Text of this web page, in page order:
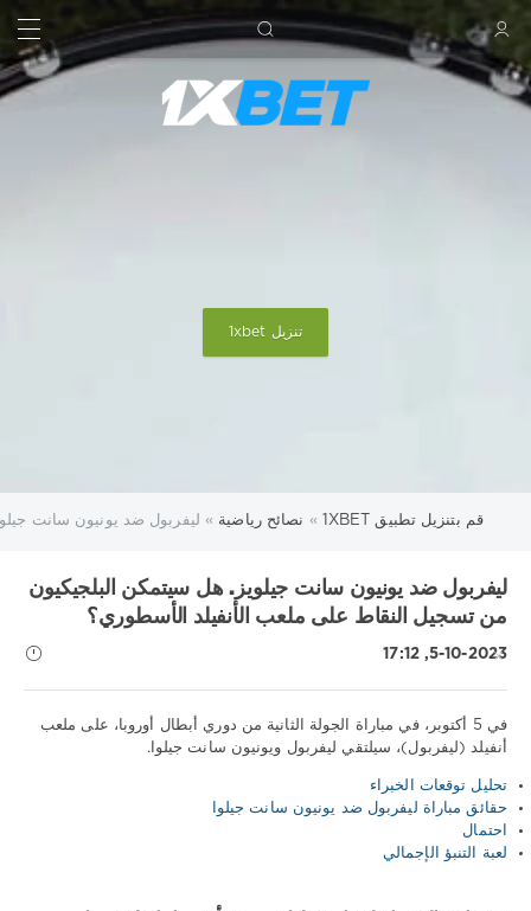
بحث
تنزيل 1xbet
قم بتنزيل تطبيق 1XBET » نصائح رياضية » ليفربول ضد يونيون سانت
ليفربول ضد يونيون سانت جيلويز. هل سيتمكن البلجيكيون
من تسجيل النقاط على ملعب الأنفيلد الأسطوري؟
5-10-2023, 17:12
نصائح
رياضية
/
تنبؤات
في 5 أكتوبر، في مباراة الجولة الثانية من دوري أبطال أوروبا، على ملعب
أنفيلد (ليفربول)، سيلتقي ليفربول ويونيون سانت جيلوا.
تحليل توقعات الخبراء
حقائق مباراة ليفربول ضد يونيون سانت جيلوا
احتمال
لعبة التنبؤ الإجمالي